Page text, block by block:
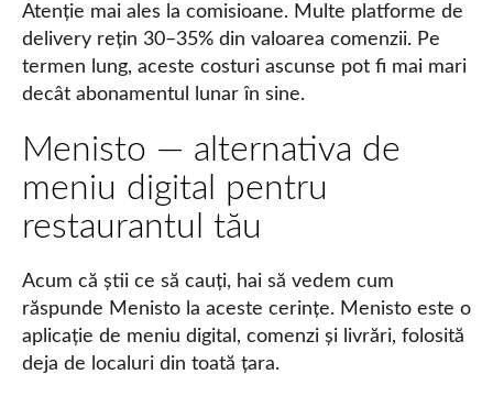
Atenție mai ales la comisioane. Multe platforme de
delivery rețin 30–35% din valoarea comenzii. Pe
termen lung, aceste costuri ascunse pot fi mai mari
decât abonamentul lunar în sine.
Menisto — alternativa de
meniu digital pentru
restaurantul tău
Acum că știi ce să cauți, hai să vedem cum
răspunde Menisto la aceste cerințe. Menisto este o
aplicație de meniu digital, comenzi și livrări, folosită
deja de localuri din toată țara.